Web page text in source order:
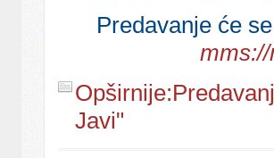
Predavanje će
Javi"